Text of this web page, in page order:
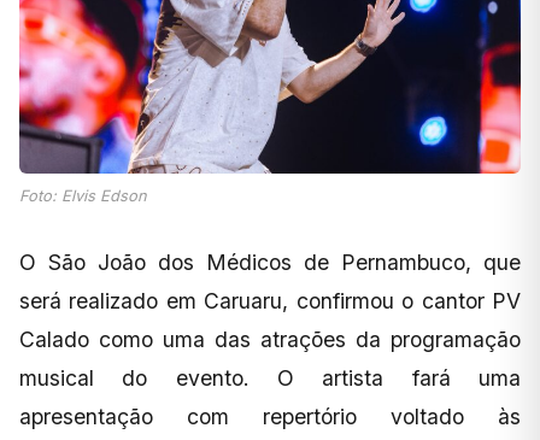
Foto: Elvis Edson
O São João dos Médicos de Pernambuco, que
será realizado em Caruaru, confirmou o cantor PV
Calado como uma das atrações da programação
musical do evento. O artista fará uma
apresentação com repertório voltado às